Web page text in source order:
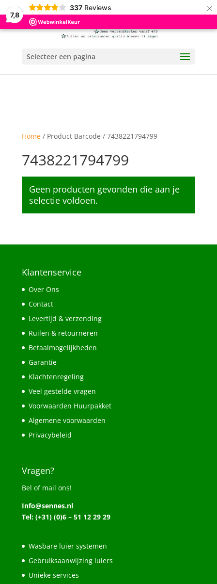
7,8
337 Reviews ×
Selecteer een pagina
Home/ Product Barcode / 7438221794799
7438221794799
Geen producten gevonden die aan je
selectie voldoen.
Klantenservice
Over Ons
Contact
Levertijd & verzending
Ruilen & retourneren
Betaalmogelijkheden
Garantie
Klachtenregeling
Veel gestelde vragen
Voorwaarden Huurpakket
Algemene voorwaarden
Privacybeleid
Vragen?
Bel of mail ons!
Info@sennes.nl
Tel: (+31) (0)6 – 51 12 29 29
Wasbare luier systemen
Gebruiksaanwijzing luiers
Unieke services